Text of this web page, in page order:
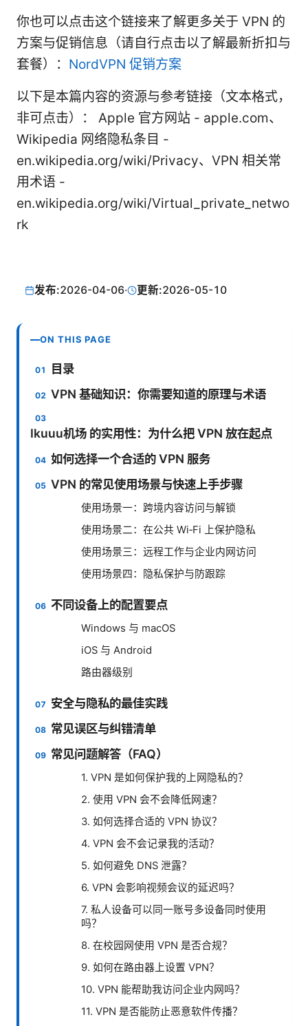
你也可以点击这个链接来了解更多关于 VPN 的
方案与促销信息（请自行点击以了解最新折扣与
套餐）： NordVPN 促销方案
以下是本篇内容的资源与参考链接（文本格式，
非可点击）： Apple 官方网站 - apple.com、
Wikipedia 网络隐私条目 -
en.wikipedia.org/wiki/Privacy、VPN 相关常
用术语 -
en.wikipedia.org/wiki/Virtual_private_netwo
rk
发布:2026-04-06· 更新:2026-05-10
ON THIS PAGE
目录
VPN 基础知识：你需要知道的原理与术语
Ikuuu机场 的实用性：为什么把 VPN 放在起点
如何选择一个合适的 VPN 服务
VPN 的常见使用场景与快速上手步骤
使用场景一：跨境内容访问与解锁
使用场景二：在公共 Wi‑Fi 上保护隐私
使用场景三：远程工作与企业内网访问
使用场景四：隐私保护与防跟踪
不同设备上的配置要点
Windows 与 macOS
iOS 与 Android
路由器级别
安全与隐私的最佳实践
常见误区与纠错清单
常见问题解答（FAQ）
1. VPN 是如何保护我的上网隐私的？
2. 使用 VPN 会不会降低网速？
3. 如何选择合适的 VPN 协议？
4. VPN 会不会记录我的活动？
5. 如何避免 DNS 泄露？
6. VPN 会影响视频会议的延迟吗？
7. 私人设备可以同一账号多设备同时使用
吗？
8. 在校园网使用 VPN 是否合规？
9. 如何在路由器上设置 VPN？
10. VPN 能帮助我访问企业内网吗？
11. VPN 是否能防止恶意软件传播？